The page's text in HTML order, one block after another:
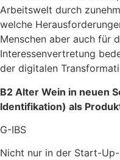
Arbeitswelt durch
welche
Menschen aber auch für
Interessenvertretung
der digitalen
B2 Alter Wein in neuen
Identifikation) als
G-IBS
Nicht nur in der Start-